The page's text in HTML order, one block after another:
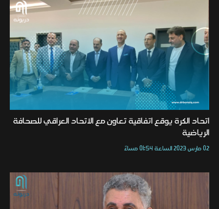
اتحاد الكرة يوقع اتفاقية تعاون مع الاتحاد العراقي للصحافة
الرياضية
02 مارس 2023 الساعة 01:54 مساءً